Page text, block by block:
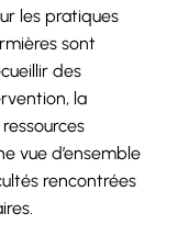
les pratiques
sont
des
la
vue d’ensemble
rencontrées